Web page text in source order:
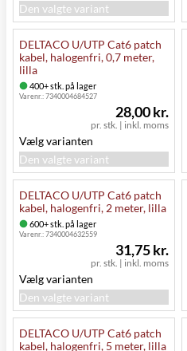
Den valgte variant
DELTACO U/UTP Cat6 patch
kabel, halogenfri, 0,7 meter,
lilla
400+ stk. på lager
Varenr.:7340004684527
pr. stk. | inkl. moms
28,00 kr.
Vælg varianten
Den valgte variant
DELTACO U/UTP Cat6 patch
kabel, halogenfri, 2 meter, lilla
600+ stk. på lager
Varenr.:7340004632559
pr. stk. | inkl. moms
31,75 kr.
Vælg varianten
Den valgte variant
DELTACO U/UTP Cat6 patch
kabel, halogenfri, 5 meter, lilla